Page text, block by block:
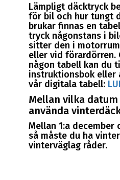
Lämpligt däcktryck
för bil och hur tungt
brukar finnas en
tryck någonstans i
sitter den i
eller vid förardörren.
någon tabell kan du
instruktionsbok eller
vår digitala tabell:
Mellan vilka
använda
Mellan 1:a december
så måste du ha
vinterväglag råder.